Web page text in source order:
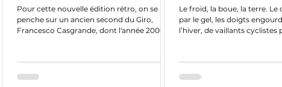
Pour cette nouvelle édition rétro, on se
penche sur un ancien second du Giro,
Francesco Casgrande, dont l'année 2000
Le froid, la boue, la terre. Le
par le gel, les doigts
l’hiver, de vaillants cyclistes